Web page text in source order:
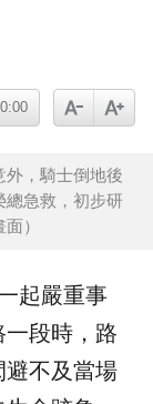
外，騎士倒地後
總急救，初步研
）
起嚴重事
一段時，路
避不及當場